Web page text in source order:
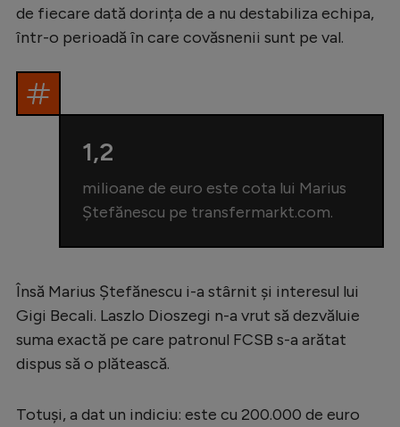
Formula 1
Rugby
Ciclism
Alte sporturi
JO 2024
JO 2026
Intră în cont
de fiecare dată dorința de a nu destabiliza echipa,
într-o perioadă în care covăsnenii sunt pe val.
1,2
milioane de euro este cota lui Marius
Ștefănescu pe transfermarkt.com.
Însă Marius Ștefănescu i-a stârnit și interesul lui
Gigi Becali. Laszlo Dioszegi n-a vrut să dezvăluie
suma exactă pe care patronul FCSB s-a arătat
dispus să o plătească.
Totuși, a dat un indiciu: este cu 200.000 de euro